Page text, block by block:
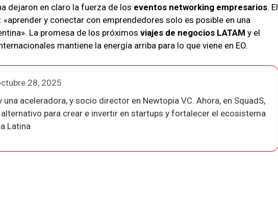
dejaron en claro la fuerza de los eventos networking empresarios. El
y conectar con emprendedores solo es posible en una
La promesa de los próximos viajes de negocios LATAM y el
mantiene la energía arriba para lo que viene en EO.
28, 2025
aceleradora, y socio director en Newtopia VC. Ahora, en SquadS,
para crear e invertir en startups y fortalecer el ecosistema
Latina